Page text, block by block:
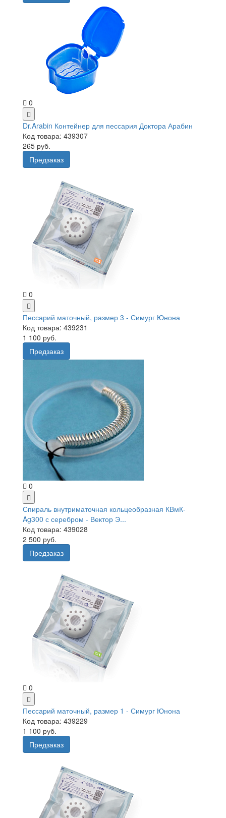
0
Dr.Arabin Контейнер для пессария Доктора Арабин
Код товара: 439307
265 руб.
Предзаказ
0
Пессарий маточный, размер 3 - Симург Юнона
Код товара: 439231
1 100 руб.
Предзаказ
0
Спираль внутриматочная кольцеобразная КВмК-
Ag300 с серебром - Вектор Э...
Код товара: 439028
2 500 руб.
Предзаказ
0
Пессарий маточный, размер 1 - Симург Юнона
Код товара: 439229
1 100 руб.
Предзаказ